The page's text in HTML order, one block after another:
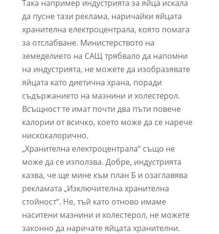
Така например индустрията за яйца искала
да пусне тази реклама, наричайки яйцата
хранителна електроцентрала, която помага
за отслабване. Министерството на
земеделието на САЩ трябвало да напомни
на индустрията, не можете да изобразявате
яйцата като диетична храна, поради
съдържанието на мазнини и холестерол.
Всъщност те имат почти два пъти повече
калории от всичко, което може да се нарече
нискокалорично.
„Хранителна електроцентрала“ също не
може да се използва. Добре, индустрията
казва, че ще мине към план Б и озаглавява
рекламата „Изключителна хранителна
стойност“. Не, тъй като отново имаме
наситени мазнини и холестерол, не можете
законно да наричате яйцата хранителни.